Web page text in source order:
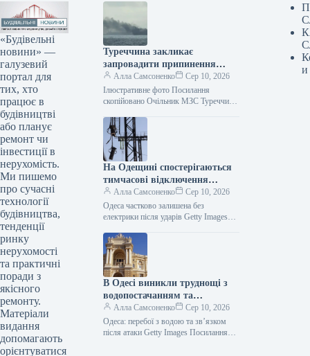
«Будівельні
новини» —
галузевий
портал для
тих, хто
працює в
будівництві
або планує
ремонт чи
інвестиції в
нерухомість.
Ми пишемо
про сучасні
технології
будівництва,
тенденції
ринку
нерухомості
та практичні
поради з
якісного
ремонту.
Матеріали
видання
допомагають
орієнтуватися
Туреччина закликає
запровадити припинення
вогню щодо суден у Чорному
морі.
Алла Самсоненко
Сер 10, 2026
Ілюстративне фото Посилання
скопійовано Очільник МЗС Туреччини
висунула заклик до України та Росії
щодо встановлення…
На Одещині спостерігаються
тимчасові відключення
електроенергії через одну з
найсерйозніших атак,
здійснених РФ.
Алла Самсоненко
Сер 10, 2026
Одеса частково залишена без
електрики після ударів Getty Images
один із наймасовіших нападів на
Одещину цього…
В Одесі виникли труднощі з
водопостачанням та
комунікаціями після ударів.
Алла Самсоненко
Сер 10, 2026
Одеса: перебої з водою та зв’язком
після атаки Getty Images Посилання
и